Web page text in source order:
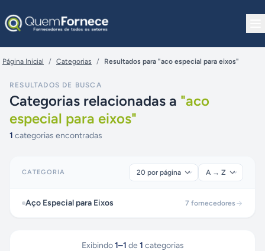
Página Inicial / Categorias / Resultados para "aco especial para eixos"
RESULTADOS DE BUSCA
Categorias relacionadas a "aco
especial para eixos"
1 categorias encontradas
CATEGORIA
Aço Especial para Eixos 7 fornecedores
Exibindo 1–1 de 1 categorias